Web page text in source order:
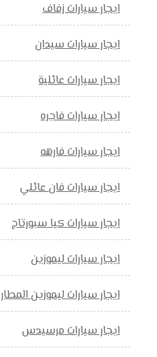
ايجار سيارات زفاف
ايجار سيارات سيدان
ايجار سيارات عائلية
ايجار سيارات فاجره
ايجار سيارات فارهه
ايجار سيارات فان عائلي
ايجار سيارات كيا سبورتاج
ايجار سيارات ليموزين
ايجار سيارات ليموزين المطار
ايجار سيارات مرسيدس